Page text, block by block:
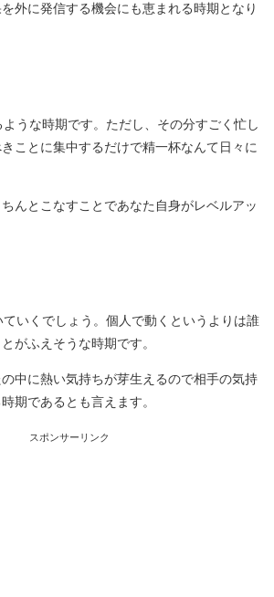
外に発信する機会にも恵まれる時期となり
うな時期です。ただし、その分すごく忙し
ことに集中するだけで精一杯なんて日々に
んとこなすことであなた自身がレベルアッ
いくでしょう。個人で動くというよりは誰
がふえそうな時期です。
中に熱い気持ちが芽生えるので相手の気持
期であるとも言えます。
スポンサーリンク